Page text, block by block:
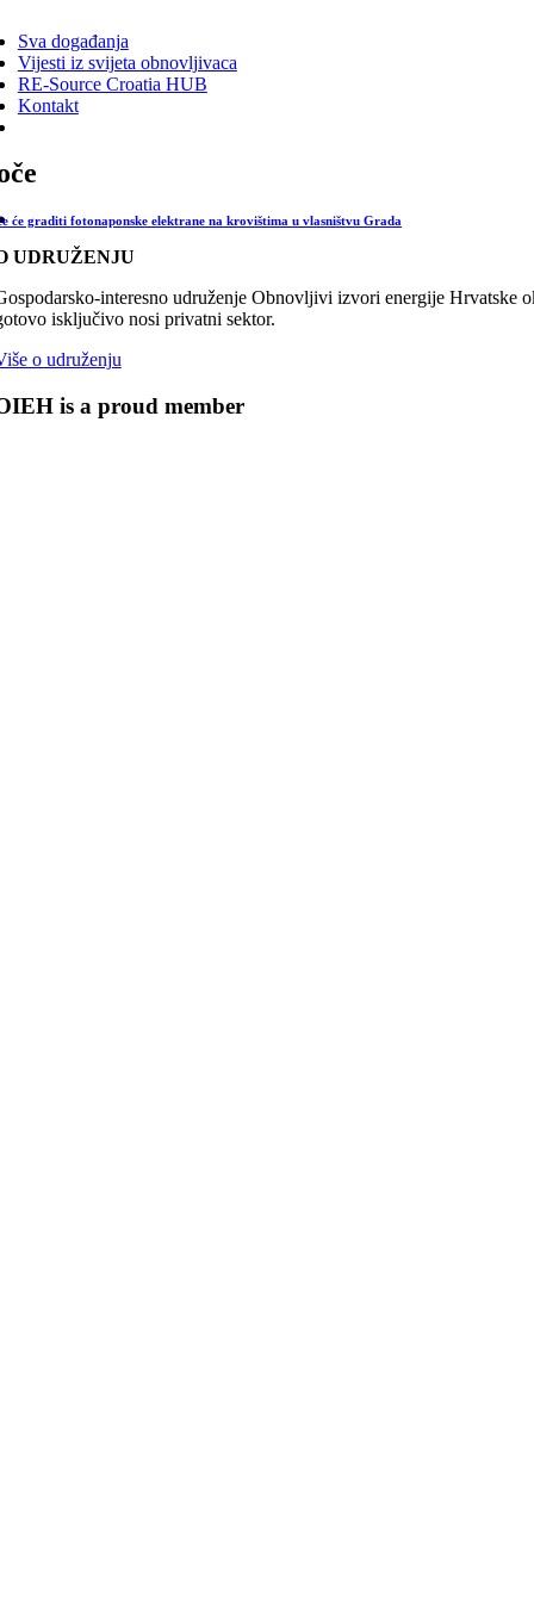
Sva događanja
Vijesti iz svijeta obnovljivaca
RE-Source Croatia HUB
Kontakt
će graditi fotonaponske elektrane na krovištima u vlasništvu Grada
UDRUŽENJU
interesno udruženje Obnovljivi izvori energije
isključivo nosi privatni sektor.
o udruženju
is a proud member